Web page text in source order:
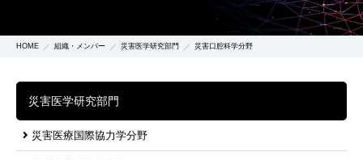
HOME 組織・メンバー 災害医学研究部門 災害口腔科学分野
災害医学研究部門
災害医療国際協力学分野